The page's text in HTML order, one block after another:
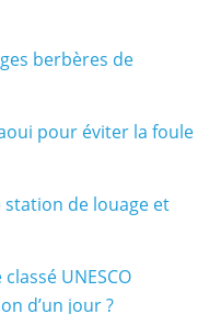
berbères de
pour éviter la foule
de louage et
UNESCO
d’un jour ?